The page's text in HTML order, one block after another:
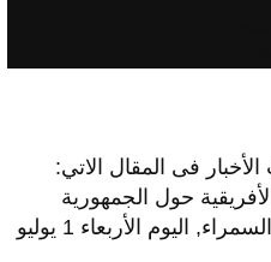
فى المقال الاتي:
حول الجمهورية
الجديدة والانفتاح على القارة السمراء, اليوم الأربعاء 1 يوليو